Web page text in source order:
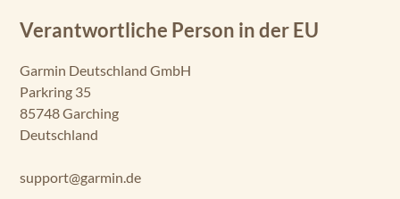
Verantwortliche Person in der EU
Garmin Deutschland GmbH
Parkring 35
85748 Garching
Deutschland
support@garmin.de